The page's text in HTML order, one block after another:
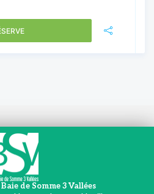
de Somme 3 Vallées